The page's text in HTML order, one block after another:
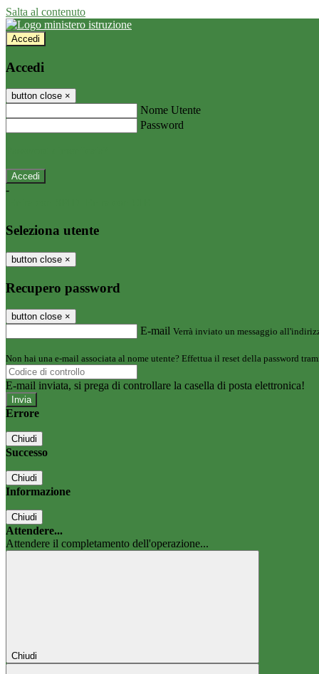
Salta al contenuto
Accedi
Accedi
button close ×
Nome Utente
Password
-
Seleziona utente
button close ×
Recupero password
button close ×
E-mail Verrà inviato un messaggio
Non hai una e-mail associata al nome utente? Effettua il reset della password
E-mail inviata, si prega di controllare la casella di posta elettronica!
Errore
Chiudi
Successo
Chiudi
Informazione
Chiudi
Attendere...
Attendere il completamento dell'operazione...
Chiudi